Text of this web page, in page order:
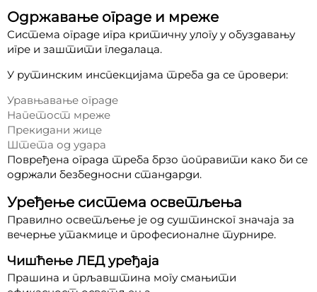
Одржавање ограде и мреже
Система ограде игра критичну улогу у обуздавању
игре и заштити гледалаца.
У рутинским инспекцијама треба да се провери:
Уравњавање ограде
Напетост мреже
Прекидани жице
Штета од удара
Повређена ограда треба брзо поправити како би се
одржали безбедносни стандарди.
Уређење система осветљења
Правилно осветљење је од суштинског значаја за
вечерње утакмице и професионалне турнире.
Чишћење ЛЕД уређаја
Прашина и прљавштина могу смањити